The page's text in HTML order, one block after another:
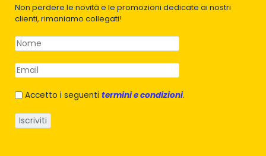
Non perdere le novità e le promozioni dedicate ai nostri
clienti, rimaniamo collegati!
Accetto i seguenti termini e condizioni.